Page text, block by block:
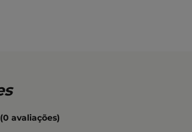
(0 avaliações)